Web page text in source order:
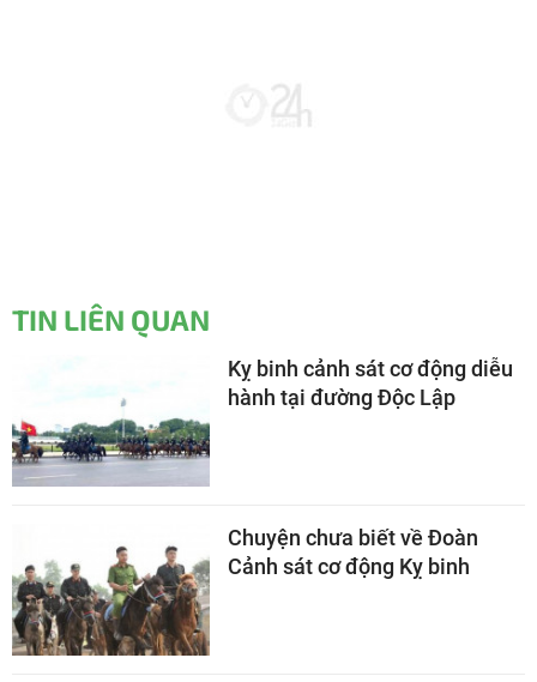
TIN LIÊN QUAN
Kỵ binh cảnh sát cơ động diễu
hành tại đường Độc Lập
Chuyện chưa biết về Đoàn
Cảnh sát cơ động Kỵ binh